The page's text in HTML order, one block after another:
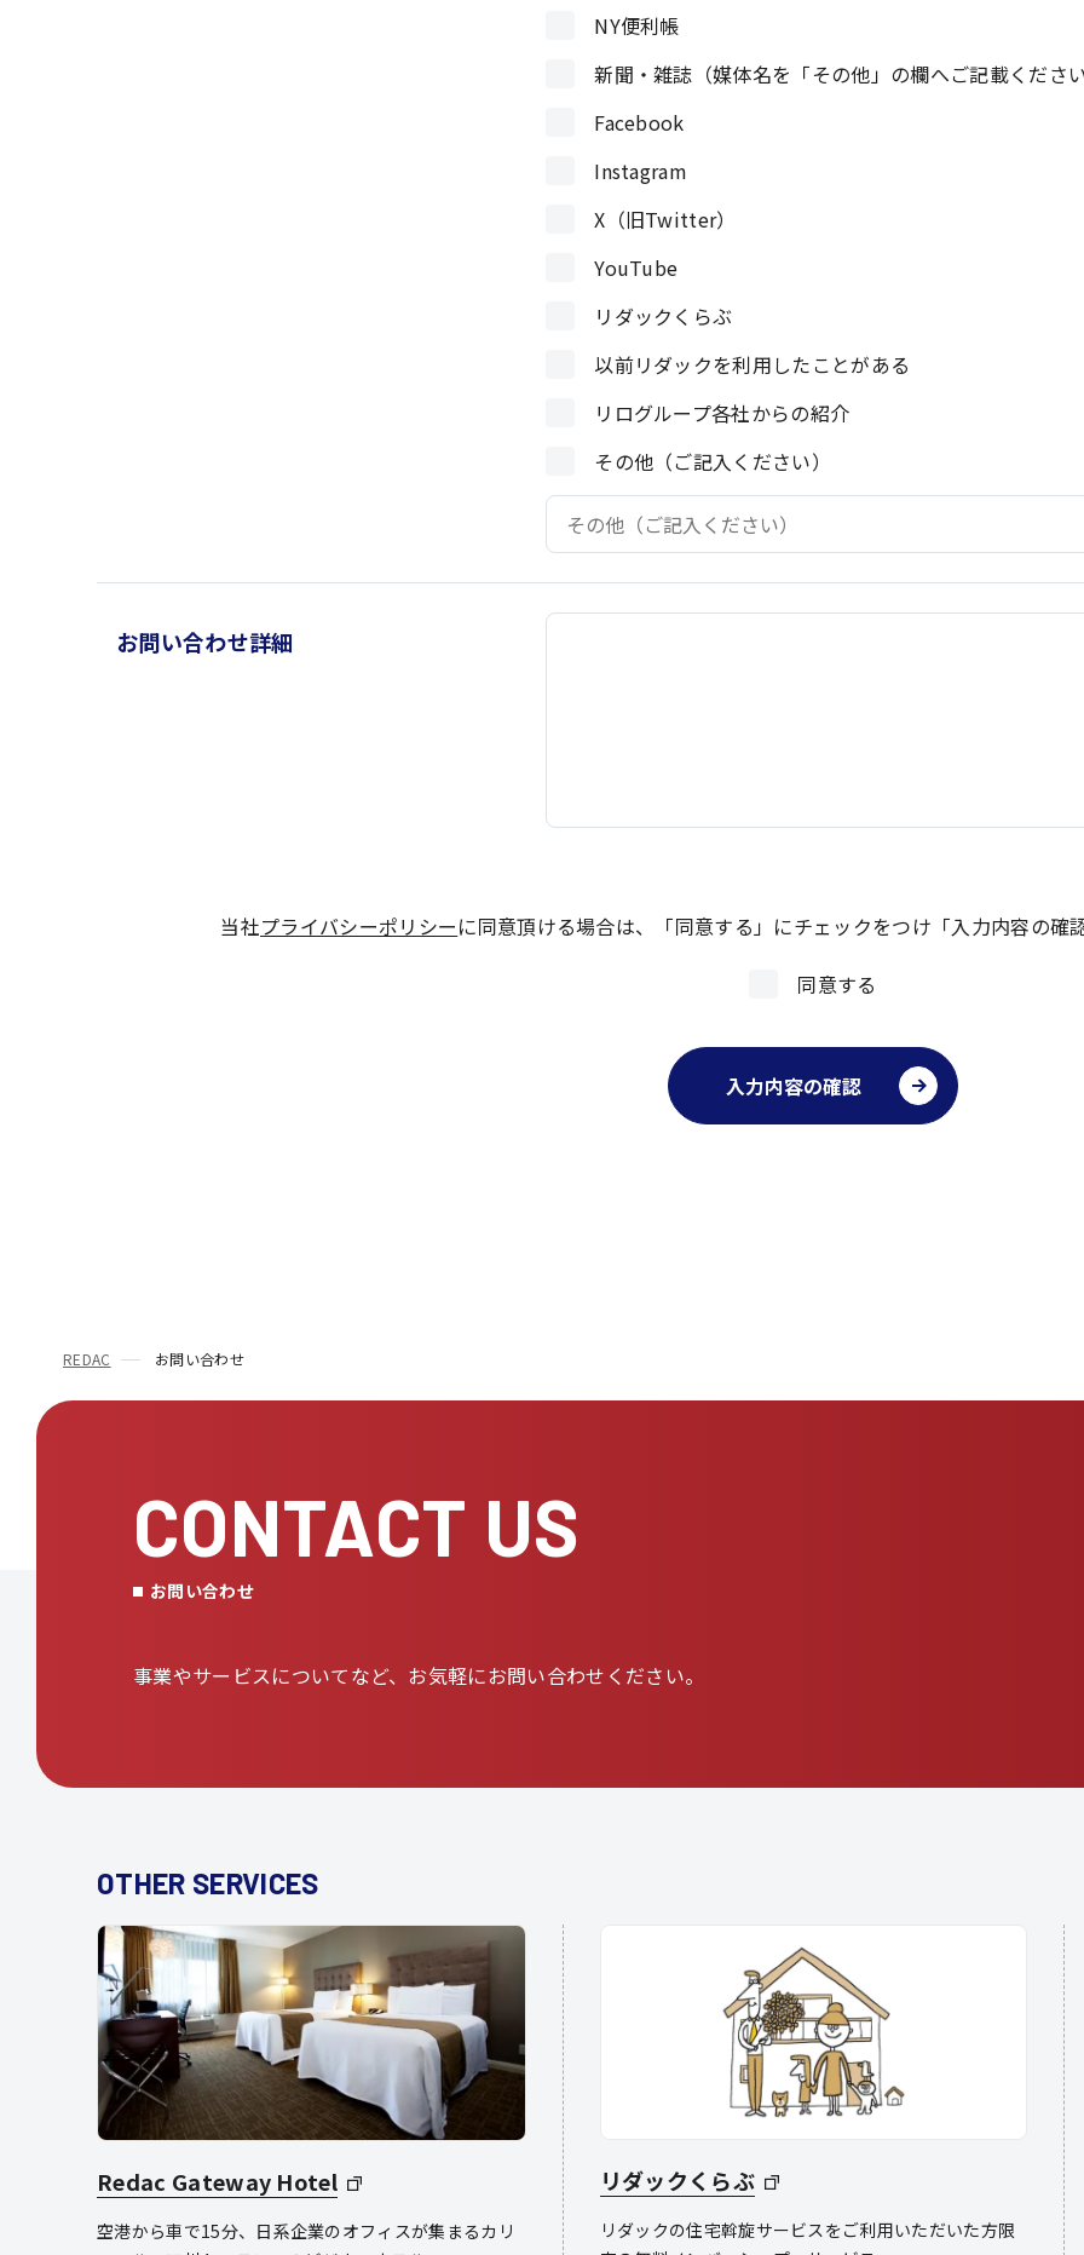
NY便利帳
新聞・雑誌（媒体名を「その他」の欄へご記載くださ
Facebook
Instagram
X（旧Twitter）
YouTube
リダックくらぶ
以前リダックを利用したことがある
リログループ各社からの紹介
その他（ご記入ください）
お問い合わせ詳細
当社プライバシーポリシーに同意頂ける場合は、「同意する」にチェックをつけ「入力内容の確
同意する
入力内容の確認
REDAC お問い合わせ
CONTACT US
お問い合わせ
事業やサービスについてなど、 お気軽にお問い合わせください。
OTHER SERVICES
Redac Gateway Hotel
空港から車で15分、日系企業のオフィスが集まるカリ
リダックくらぶ
リダックの住宅斡旋サービスをご利用いただいた方限